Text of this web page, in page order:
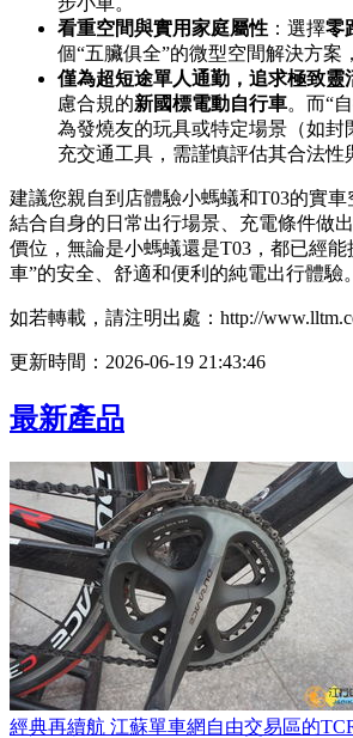
看重空間與實用家庭屬性 ：選擇零
個“五臟俱全”的微型空間解決方案
僅為超短途單人通勤，追求極致靈
慮合規的新國標電動自行車。而“
為發燒友的玩具或特定場景（如封
充交通工具，需謹慎評估其合法性
建議您親自到店體驗小螞蟻和T03的實
結合自身的日常出行場景、充電條件做
價位，無論是小螞蟻還是T03，都已經
車”的安全、舒適和便利的純電出行體驗。
如若轉載，請注明出處：http://
更新時間：2026-06-19 21:43:46
最新產品
經典再續航 江蘇單車網自由交易區的